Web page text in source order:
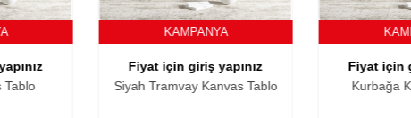
KAMPANYA
Fiyat içingiriş yapınız
Siyah Tramvay Kanvas Tablo
KAMPANYA
Fiyat içingiriş
Kurbağa Kanvas